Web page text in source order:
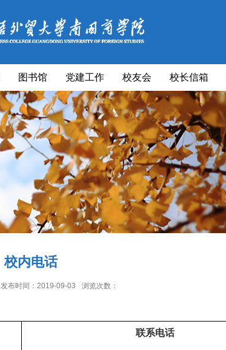
图书馆 党建工作 校友会 校长信箱
校内电话
发布时间：2019-09-03 浏览次数：
联系电话